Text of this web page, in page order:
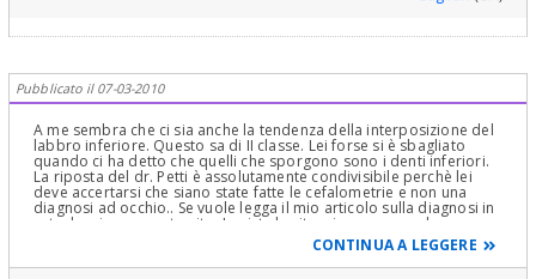
Pubblicato il 07-03-2010
A me sembra che ci sia anche la tendenza della interposizione del
labbro inferiore. Questo sa di II classe. Lei forse si è sbagliato
quando ci ha detto che quelli che sporgono sono i denti inferiori.
La riposta del dr. Petti è assolutamente condivisibile perchè lei
deve accertarsi che siano state fatte le cefalometrie e non una
diagnosi ad occhio.. Se vuole legga il mio articolo sulla diagnosi in
ortodonzia su questo sito. Io vista la situazione propendo
nettamente per il mobile perchè il fisso non rispetta l'ATM in una
situazione come me la sto.. immaginando.CONTINUA A LEGGERE